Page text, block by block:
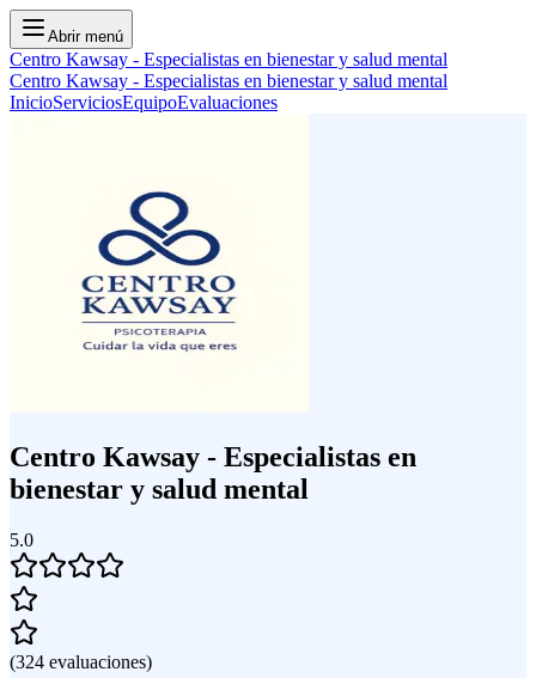
Abrir menú
Centro Kawsay - Especialistas en bienestar y salud mental
Centro Kawsay - Especialistas en bienestar y salud mental
InicioServiciosEquipoEvaluaciones
Centro Kawsay - Especialistas en
bienestar y salud mental
5.0
(324 evaluaciones)